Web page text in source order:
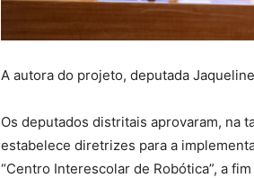
A autora do projeto, deputada
Os deputados distritais aprovaram, na
estabelece diretrizes para a
“Centro Interescolar de Robótica”, a